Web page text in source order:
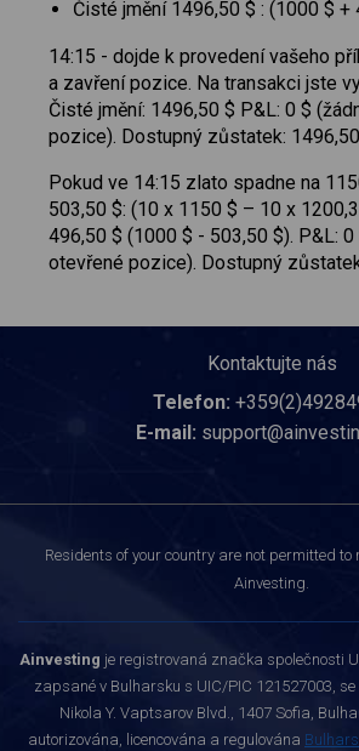
Čisté jmění 1496,50 $ : (1000 $ +
14:15 - dojde k provedení vašeho
a zavření pozice. Na transakci jste
Čisté jmění: 1496,50 $ P&L: 0 $
pozice). Dostupný zůstatek:
Pokud ve 14:15 zlato spadne na
503,50 $: (10 x 1150 $ – 10 x
496,50 $ (1000 $ - 503,50 $). P&L: 0
otevřené pozice). Dostupný
Kontaktujte nás
Telefon:
E-mail:
Residents of your country are not permitted
Ainvesting.
Ainvesting je registrovaná značka společnosti
zapsané v Bulharsku s UIC/PIC 121527003,
Nikola Y. Vaptsarov Blvd., 1407 Sofia,
autorizována, licencována a regulována